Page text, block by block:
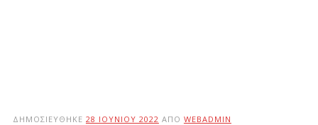
ΔΗΜΟΣΙΕΎΘΗΚΕ 28 ΙΟΥΝΊΟΥ 2022 ΑΠΌ WEBADMIN